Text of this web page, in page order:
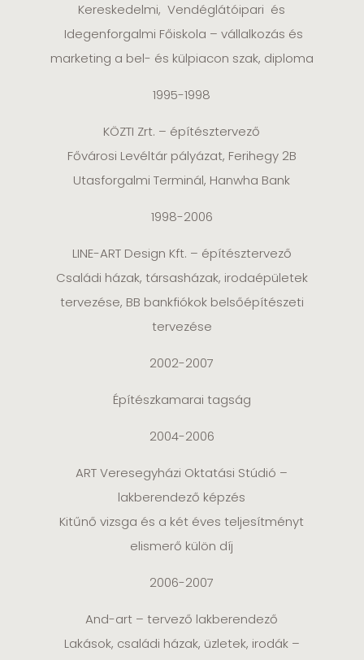
Kereskedelmi, Vendéglátóipari és
Idegenforgalmi Főiskola – vállalkozás és
marketing a bel- és külpiacon szak, diploma
1995-1998
KÖZTI Zrt. – építésztervező
Fővárosi Levéltár pályázat, Ferihegy 2B
Utasforgalmi Terminál, Hanwha Bank
1998-2006
LINE-ART Design Kft. – építésztervező
Családi házak, társasházak, irodaépületek
tervezése, BB bankfiókok belsőépítészeti
tervezése
2002-2007
Építészkamarai tagság
2004-2006
ART Veresegyházi Oktatási Stúdió –
lakberendező képzés
Kitűnő vizsga és a két éves teljesítményt
elismerő külön díj
2006-2007
And-art – tervező lakberendező
Lakások, családi házak, üzletek, irodák –